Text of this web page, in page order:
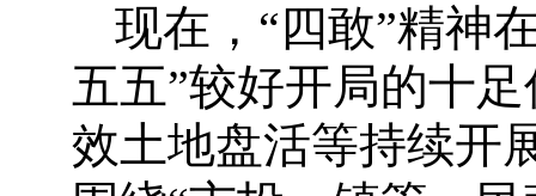
现在，“四敢”精神
五五”较好开局的十
效土地盘活等持续开